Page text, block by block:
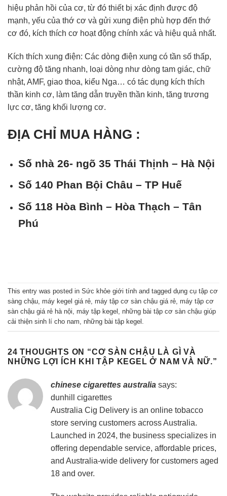
hiệu phản hồi của cơ, từ đó thiết bị xác định được độ
mạnh, yếu của thớ cơ và gửi xung điện phù hợp đến thớ
cơ đó, kích thích cơ hoạt động chính xác và hiệu quả nhất.
Kích thích xung điện: Các dòng điện xung có tần số thấp,
cường độ tăng nhanh, loại dòng như dòng tam giác, chữ
nhật, AMF, giao thoa, kiểu Nga… có tác dụng kích thích
thần kinh cơ, làm tăng dẫn truyền thần kinh, tăng trương
lực cơ, tăng khối lượng cơ.
ĐỊA CHỈ MUA HÀNG :
Số nhà 26- ngõ 35 Thái Thịnh – Hà Nội
Số 140 Phan Bội Châu – TP Huế
Số 118 Hòa Bình – Hòa Thạch – Tân
Phú
This entry was posted in Sức khỏe giới tính and tagged dụng cụ tập cơ
sàng chậu, máy kegel giá rẻ, máy tập cơ sàn chậu giá rẻ, máy tập cơ
sàn chậu giá rẻ hà nội, máy tập kegel , những bài tập cơ sàn chậu giúp
cải thiện sinh lí cho nam, những bài tập kegel .
24 THOUGHTS ON “CƠ SÀN CHẬU LÀ GÌ VÀ
NHỮNG LỢI ÍCH KHI TẬP KEGEL Ở NAM VÀ NỮ.”
chinese cigarettes australia says:
dunhill cigarettes
Australia Cig Delivery is an online tobacco
store serving customers across Australia.
Launched in 2024, the business specializes in
offering dependable service, affordable prices,
and Australia-wide delivery for customers aged
18 and over.